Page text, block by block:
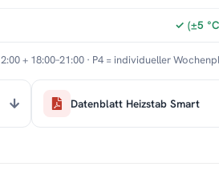
✓ (±5
+ 18:00–21:00 · P4 = individueller
Datenblatt Heizstab Smart